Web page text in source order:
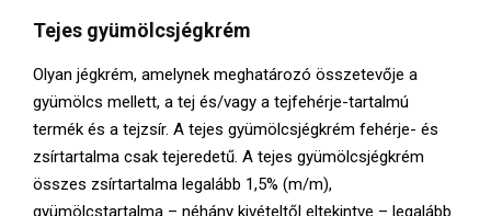
Tejes gyümölcsjégkrém
Olyan jégkrém, amelynek meghatározó összetevője a
gyümölcs mellett, a tej és/vagy a tejfehérje-tartalmú
termék és a tejzsír. A tejes gyümölcsjégkrém fehérje- és
zsírtartalma csak tejeredetű. A tejes gyümölcsjégkrém
összes zsírtartalma legalább 1,5% (m/m),
gyümölcstartalma – néhány kivételtől eltekintve – legalább